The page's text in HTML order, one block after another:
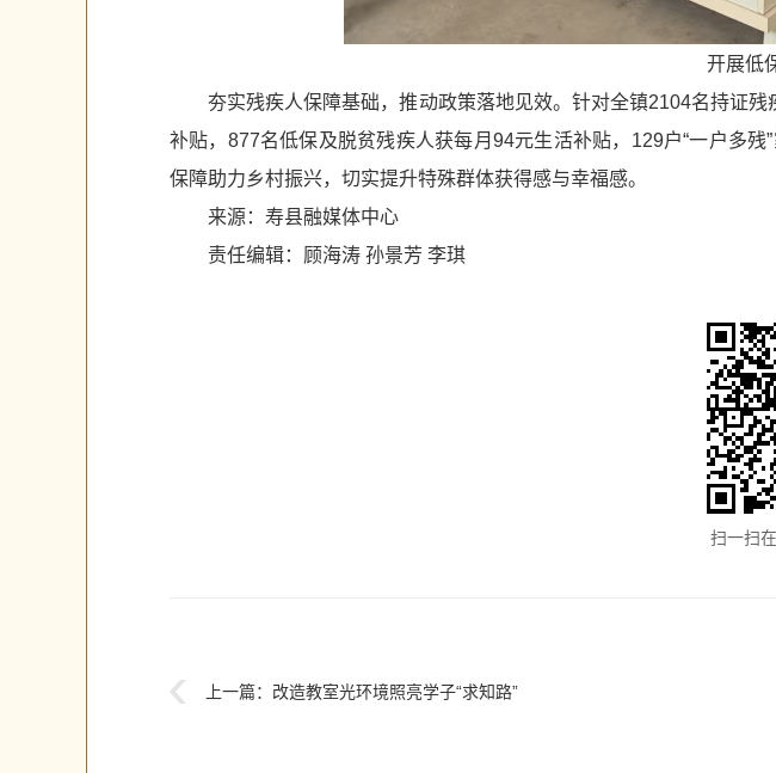
开展低
夯实残疾人保障基础，推动政策落地见效。针对全镇2104名持证
补贴，877名低保及脱贫残疾人获每月94元生活补贴，129户“一户多
保障助力乡村振兴，切实提升特殊群体获得感与幸福感。
来源：寿县融媒体中心
责任编辑：顾海涛 孙景芳 李琪
扫一扫
上一篇： 改造教室光环境照亮学子“求知路”